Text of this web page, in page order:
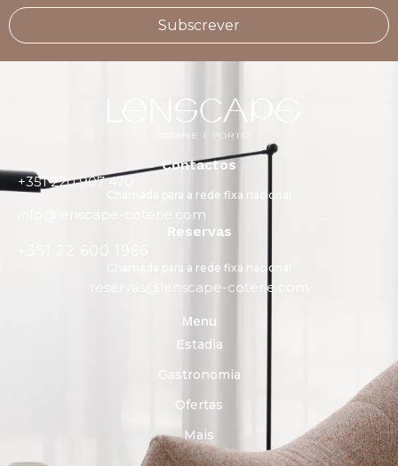
Subscrever
Contactos
+351 220 907 470
Chamada para a rede fixa nacional
info@lenscape-coterie.com
Reservas
Chamada para a rede fixa nacional
reservas@lenscape-coterie.com
Menu
Estadia
Gastronomia
Ofertas
Mais